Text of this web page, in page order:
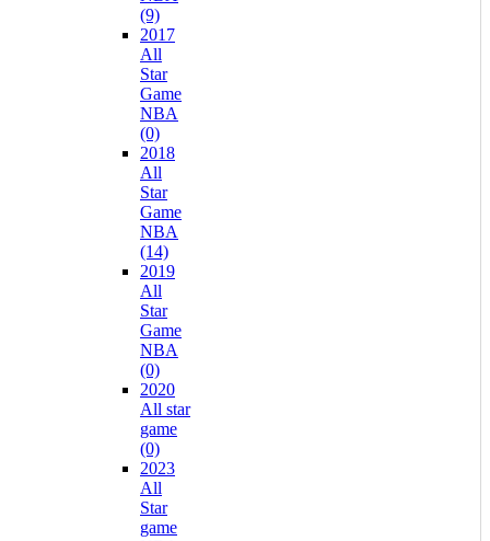
(9)
2017
All
Star
Game
NBA
(0)
2018
All
Star
Game
NBA
(14)
2019
All
Star
Game
NBA
(0)
2020
All star
game
(0)
2023
All
Star
game